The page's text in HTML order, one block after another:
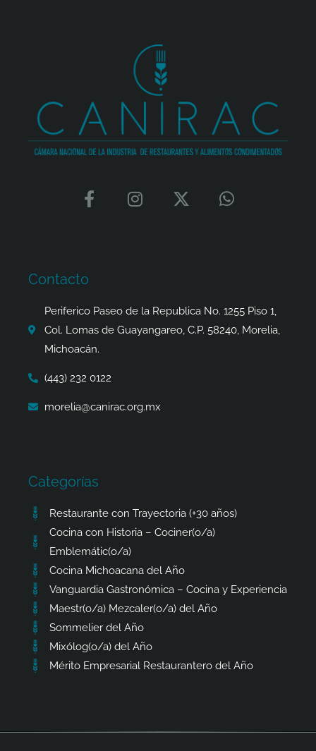
F
a
o
k
-
f
I
n
a
m
X
-
e
r
W
h
p
Contacto
Periferico Paseo de la Republica No. 1255 Piso 1,
Col. Lomas de Guayangareo, C.P. 58240, Morelia,
Michoacán.
(443) 232 0122
morelia@canirac.org.mx
Categorías
Restaurante con Trayectoria (+30 años)
Cocina con Historia – Cociner(o/a)
Emblemátic(o/a)
Cocina Michoacana del Año
Vanguardia Gastronómica – Cocina y Experiencia
Maestr(o/a) Mezcaler(o/a) del Año
Sommelier del Año
Mixólog(o/a) del Año
Mérito Empresarial Restaurantero del Año